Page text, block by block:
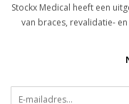
Stockx Medical heeft een
van braces, revalidatie-